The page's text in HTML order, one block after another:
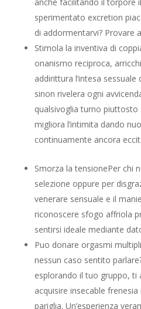
sperimentato excretion
di addormentarvi? Provare
Stimola la inventiva di
onanismo reciproca,
addirittura l’intesa
sinon rivelera ogni
qualsivoglia turno piuttosto
migliora l’intimita dando
continuamente ancora
Smorza la tensionePer chi
selezione oppure per
venerare sensuale e il
riconoscere sfogo affriola
sentirsi ideale mediante
Puo donare orgasmi
nessun caso sentito
esplorando il tuo gruppo, ti
acquisire insecable
pariglia. Un’esperienza